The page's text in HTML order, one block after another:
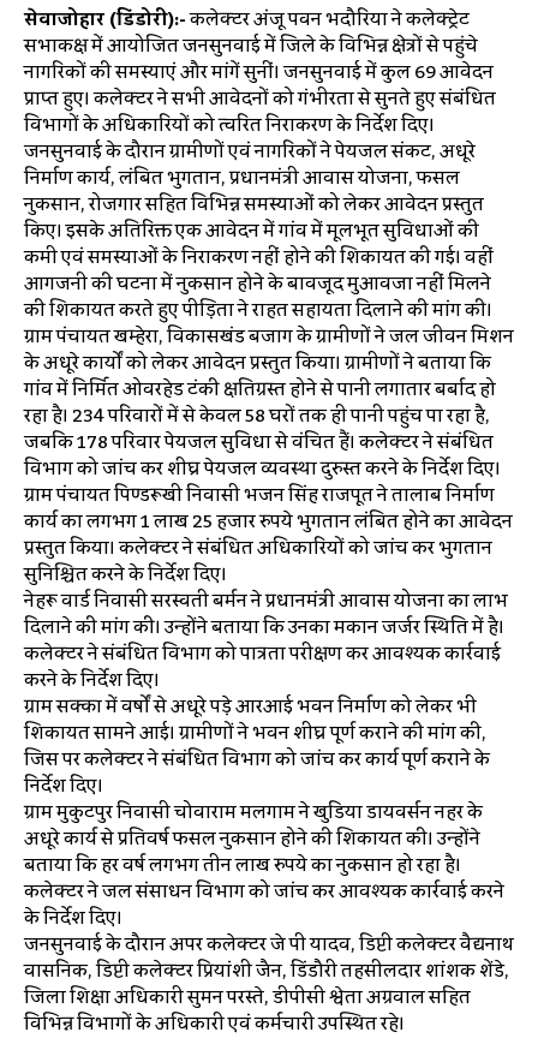
सेवाजोहार (डिंडोरी):-कलेक्टर अंजू पवन भदौरिया ने कलेक्ट्रेट
सभाकक्ष में आयोजित जनसुनवाई में जिले के विभिन्न क्षेत्रों से पहुंचे
नागरिकों की समस्याएं और मांगें सुनीं। जनसुनवाई में कुल 69 आवेदन
प्राप्त हुए। कलेक्टर ने सभी आवेदनों को गंभीरता से सुनते हुए संबंधित
विभागों के अधिकारियों को त्वरित निराकरण के निर्देश दिए।
जनसुनवाई के दौरान ग्रामीणों एवं नागरिकों ने पेयजल संकट, अधूरे
निर्माण कार्य, लंबित भुगतान, प्रधानमंत्री आवास योजना, फसल
नुकसान, रोजगार सहित विभिन्न समस्याओं को लेकर आवेदन प्रस्तुत
किए। इसके अतिरिक्त एक आवेदन में गांव में मूलभूत सुविधाओं की
कमी एवं समस्याओं के निराकरण नहीं होने की शिकायत की गई। वहीं
आगजनी की घटना में नुकसान होने के बावजूद मुआवजा नहीं मिलने
की शिकायत करते हुए पीड़िता ने राहत सहायता दिलाने की मांग की।
ग्राम पंचायत खम्हेरा, विकासखंड बजाग के ग्रामीणों ने जल जीवन मिशन
के अधूरे कार्यों को लेकर आवेदन प्रस्तुत किया। ग्रामीणों ने बताया कि
गांव में निर्मित ओवरहेड टंकी क्षतिग्रस्त होने से पानी लगातार बर्बाद हो
रहा है। 234 परिवारों में से केवल 58 घरों तक ही पानी पहुंच पा रहा है,
जबकि 178 परिवार पेयजल सुविधा से वंचित हैं। कलेक्टर ने संबंधित
विभाग को जांच कर शीघ्र पेयजल व्यवस्था दुरुस्त करने के निर्देश दिए।
ग्राम पंचायत पिण्डरूखी निवासी भजन सिंह राजपूत ने तालाब निर्माण
कार्य का लगभग 1 लाख 25 हजार रुपये भुगतान लंबित होने का आवेदन
प्रस्तुत किया। कलेक्टर ने संबंधित अधिकारियों को जांच कर भुगतान
सुनिश्चित करने के निर्देश दिए।
नेहरू वार्ड निवासी सरस्वती बर्मन ने प्रधानमंत्री आवास योजना का लाभ
दिलाने की मांग की। उन्होंने बताया कि उनका मकान जर्जर स्थिति में है।
कलेक्टर ने संबंधित विभाग को पात्रता परीक्षण कर आवश्यक कार्रवाई
करने के निर्देश दिए।
ग्राम सक्का में वर्षों से अधूरे पड़े आरआई भवन निर्माण को लेकर भी
शिकायत सामने आई। ग्रामीणों ने भवन शीघ्र पूर्ण कराने की मांग की,
जिस पर कलेक्टर ने संबंधित विभाग को जांच कर कार्य पूर्ण कराने के
निर्देश दिए।
ग्राम मुकुटपुर निवासी चोवाराम मलगाम ने खुडिया डायवर्सन नहर के
अधूरे कार्य से प्रतिवर्ष फसल नुकसान होने की शिकायत की। उन्होंने
बताया कि हर वर्ष लगभग तीन लाख रुपये का नुकसान हो रहा है।
कलेक्टर ने जल संसाधन विभाग को जांच कर आवश्यक कार्रवाई करने
के निर्देश दिए।
जनसुनवाई के दौरान अपर कलेक्टर जे पी यादव, डिप्टी कलेक्टर वैद्यनाथ
वासनिक, डिप्टी कलेक्टर प्रियांशी जैन, डिंडौरी तहसीलदार शांशक शेंडे,
जिला शिक्षा अधिकारी सुमन परस्ते, डीपीसी श्वेता अग्रवाल सहित
विभिन्न विभागों के अधिकारी एवं कर्मचारी उपस्थित रहे।